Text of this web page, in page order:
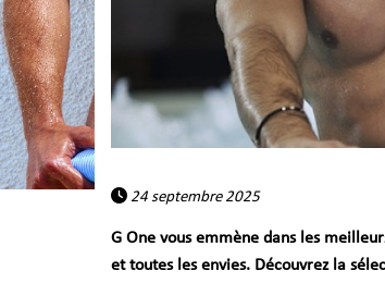
24 septembre 2025
G One vous emmène dans les
et toutes les envies. Découvrez la